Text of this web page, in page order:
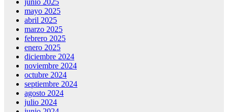
mayo 2025
abril 2025
marzo 2025
febrero 2025
enero 2025
diciembre 2024
noviembre 2024
octubre 2024
septiembre 2024
agosto 2024
julio 2024